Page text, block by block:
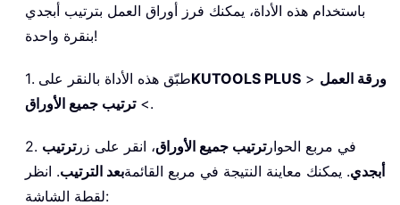
باستخدام هذه الأداة، يمكنك فرز أوراق العمل بترتيب أبجدي
بنقرة واحدة!
1. طبّق هذه الأداة بالنقر علىKUTOOLS PLUS > ورقة العمل
>ترتيب جميع الأوراق .
2. في مربع الحوارترتيب جميع الأوراق، انقر على زرترتيب
أبجدي. يمكنك معاينة النتيجة في مربع القائمةبعد الترتيب. انظر
لقطة الشاشة: